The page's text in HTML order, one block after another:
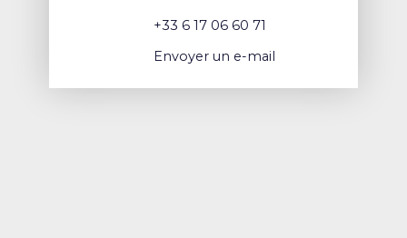
+33 6 17 06 60 71
Envoyer un e-mail